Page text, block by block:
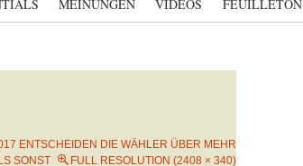
MEINUNGEN VIDEOS FEUILLETON
ENTSCHEIDEN DIE WÄHLER ÜBER MEHR
SONST
FULL RESOLUTION (2408 × 340)